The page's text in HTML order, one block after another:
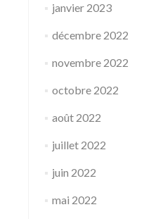
janvier 2023
décembre 2022
novembre 2022
octobre 2022
août 2022
juillet 2022
juin 2022
mai 2022